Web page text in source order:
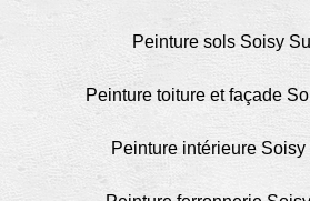
Peinture sols Soisy
Peinture toiture et façade
Peinture intérieure